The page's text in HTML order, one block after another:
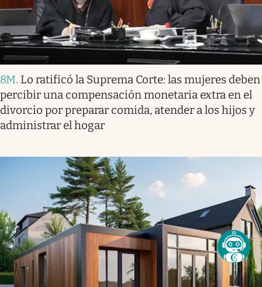
8M. Lo ratificó la Suprema Corte: las mujeres deben
percibir una compensación monetaria extra en el
divorcio por preparar comida, atender a los hijos y
administrar el hogar